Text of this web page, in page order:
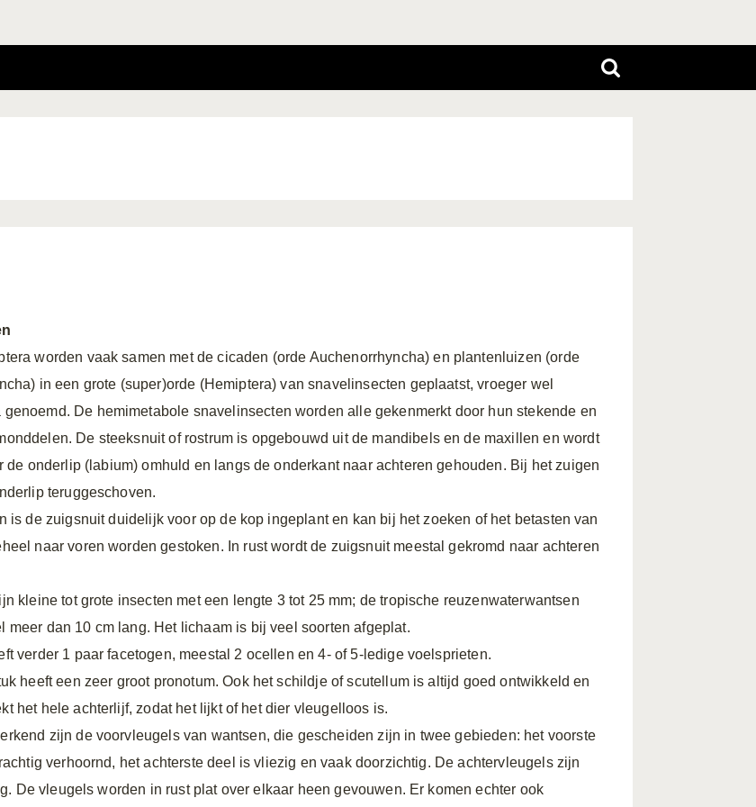
worden vaak samen met de cicaden (orde Auchenorrhyncha) en plantenluizen (orde
in een grote (super)orde (Hemiptera) van snavelinsecten geplaatst, vroeger wel
genoemd. De hemimetabole snavelinsecten worden alle gekenmerkt door hun stekende en
De steeksnuit of rostrum is opgebouwd uit de mandibels en de maxillen en wordt
de onderlip (labium) omhuld en langs de onderkant naar achteren gehouden. Bij het zuigen
teruggeschoven.
is de zuigsnuit duidelijk voor op de kop ingeplant en kan bij het zoeken of het betasten van
naar voren worden gestoken. In rust wordt de zuigsnuit meestal gekromd naar achteren
kleine tot grote insecten met een lengte 3 tot 25 mm; de tropische reuzenwaterwantsen
meer dan 10 cm lang. Het lichaam is bij veel soorten afgeplat.
verder 1 paar facetogen, meestal 2 ocellen en 4- of 5-ledige voelsprieten.
heeft een zeer groot pronotum. Ook het schildje of scutellum is altijd goed ontwikkeld en
het hele achterlijf, zodat het lijkt of het dier vleugelloos is.
zijn de voorvleugels van wantsen, die gescheiden zijn in twee gebieden: het voorste
verhoornd, het achterste deel is vliezig en vaak doorzichtig. De achtervleugels zijn
De vleugels worden in rust plat over elkaar heen gevouwen. Er komen echter ook